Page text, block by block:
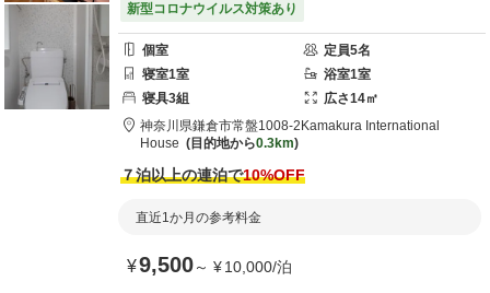
新型コロナウイルス対策あり
個室 定員5名
寝室1室 浴室1室
寝具3組 広さ14㎡
神奈川県鎌倉市常盤1008-2 Kamakura International
House
目的地から0.3km
７泊以上の連泊で10%OFF
直近1か月の参考料金
¥9,500～ ¥10,000/泊